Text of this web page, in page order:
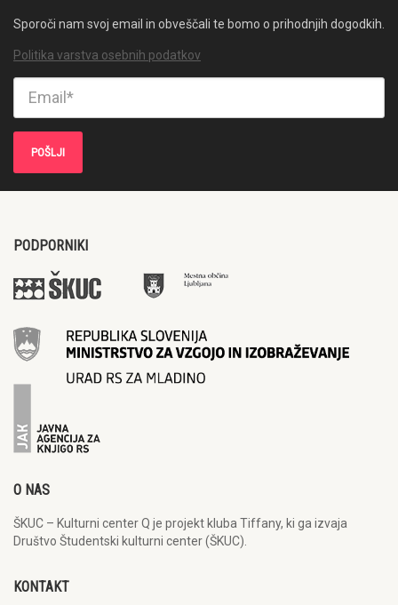
Sporoči nam svoj email in obveščali te bomo o prihodnjih dogodkih.
Politika varstva osebnih podatkov
PODPORNIKI
O NAS
ŠKUC – Kulturni center Q je projekt kluba Tiffany, ki ga izvaja
Društvo Študentski kulturni center (ŠKUC).
KONTAKT